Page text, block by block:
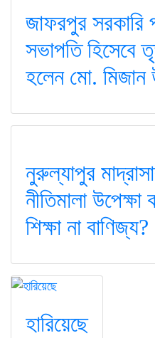
জাফরপুর সরকারি
সভাপতি হিসেবে
হলেন মো. মিজান
নুরুল্যাপুর
নীতিমালা
শিক্ষা না বাণিজ্য?
হারিয়েছে